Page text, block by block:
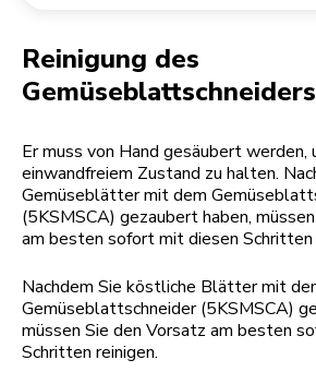
Reinigung des
Gemüseblattschneiders
Er muss von Hand gesäubert werden,
einwandfreiem Zustand zu halten.
Gemüseblätter mit dem
(5KSMSCA) gezaubert haben,
am besten sofort mit diesen Schritten
Nachdem Sie köstliche Blätter mit
Gemüseblattschneider (5KSMSCA)
müssen Sie den Vorsatz am besten
Schritten reinigen.